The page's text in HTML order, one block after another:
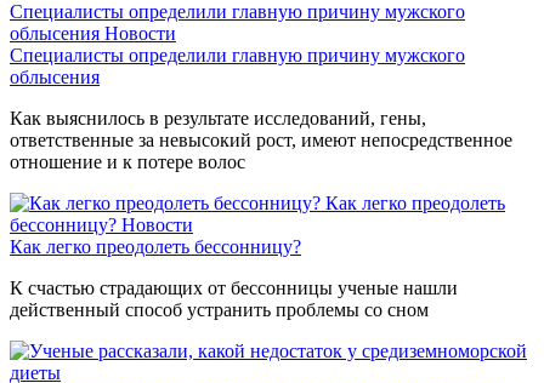
Специалисты определили главную причину мужского
облысения Новости
Специалисты определили главную причину мужского
облысения
Как выяснилось в результате исследований, гены,
ответственные за невысокий рост, имеют непосредственное
отношение и к потере волос
Как легко преодолеть
бессонницу? Новости
Как легко преодолеть бессонницу?
К счастью страдающих от бессонницы ученые нашли
действенный способ устранить проблемы со сном